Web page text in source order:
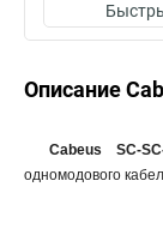
Описание
Cabeus SC-
одномодового